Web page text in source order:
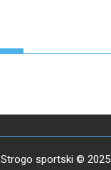
Strogo sportski © 2025